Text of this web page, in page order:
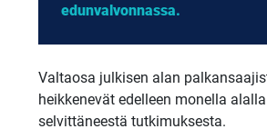
edunvalvonnassa.
Valtaosa julkisen alan
heikkenevät edelleen monella
selvittäneestä tutkimuksesta.